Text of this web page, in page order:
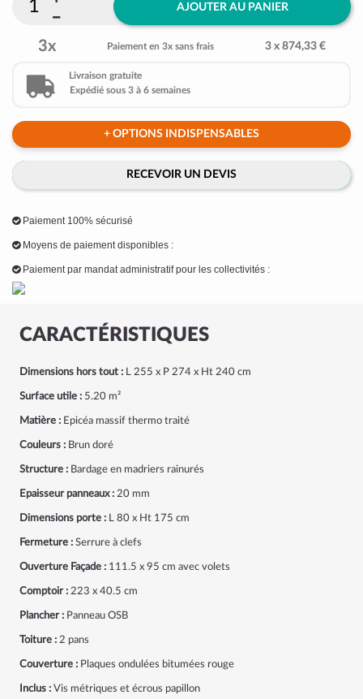
CARACTÉRISTIQUES
Dimensions hors tout : L 255 x P 274 x Ht 240 cm
Surface utile : 5.20 m²
Matière : Epicéa massif thermo traité
Couleurs : Brun doré
Structure : Bardage en madriers rainurés
Epaisseur panneaux : 20 mm
Dimensions porte : L 80 x Ht 175 cm
Fermeture : Serrure à clefs
Ouverture Façade : 111.5 x 95 cm avec volets
Comptoir : 223 x 40.5 cm
Plancher : Panneau OSB
Toiture : 2 pans
Couverture : Plaques ondulées bitumées rouge
Inclus : Vis métriques et écrous papillon
AJOUTER AU PANIER
3x Paiement en 3x sans frais 3 x 874,33 €
Livraison gratuite
Expédié sous 3 à 6 semaines
+ OPTIONS INDISPENSABLES
RECEVOIR UN DEVIS
Paiement 100% sécurisé
Moyens de paiement disponibles :
Paiement par mandat administratif pour les collectivités :